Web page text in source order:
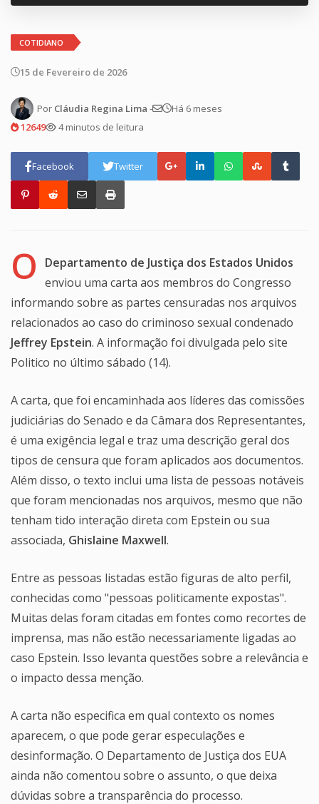
COTIDIANO
15 de Fevereiro de 2026
Por Cláudia Regina Lima -
Há 6 meses
12649
4 minutos de leitura
Facebook Twitter
O
Departamento de Justiça dos Estados Unidos
enviou uma carta aos membros do Congresso
informando sobre as partes censuradas nos arquivos
relacionados ao caso do criminoso sexual condenado
Jeffrey Epstein. A informação foi divulgada pelo site
Politico no último sábado (14).
A carta, que foi encaminhada aos líderes das comissões
judiciárias do Senado e da Câmara dos Representantes,
é uma exigência legal e traz uma descrição geral dos
tipos de censura que foram aplicados aos documentos.
Além disso, o texto inclui uma lista de pessoas notáveis
que foram mencionadas nos arquivos, mesmo que não
tenham tido interação direta com Epstein ou sua
associada, Ghislaine Maxwell.
Entre as pessoas listadas estão figuras de alto perfil,
conhecidas como "pessoas politicamente expostas".
Muitas delas foram citadas em fontes como recortes de
imprensa, mas não estão necessariamente ligadas ao
caso Epstein. Isso levanta questões sobre a relevância e
o impacto dessa menção.
A carta não especifica em qual contexto os nomes
aparecem, o que pode gerar especulações e
desinformação. O Departamento de Justiça dos EUA
ainda não comentou sobre o assunto, o que deixa
dúvidas sobre a transparência do processo.